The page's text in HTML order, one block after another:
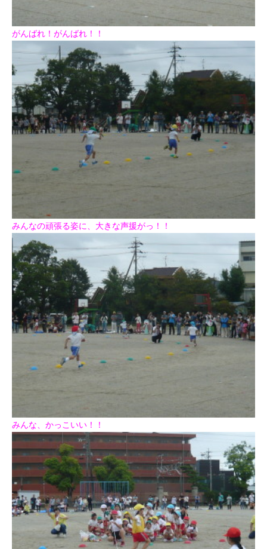
がんばれ！がんばれ！！
みんなの頑張る姿に、大きな声援がっ！！
みんな、かっこいい！！